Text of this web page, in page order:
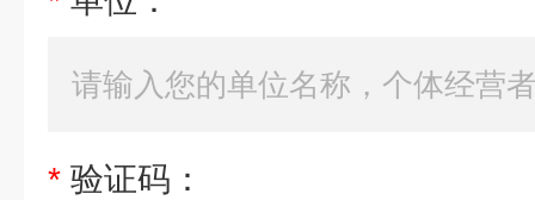
* 验证码：